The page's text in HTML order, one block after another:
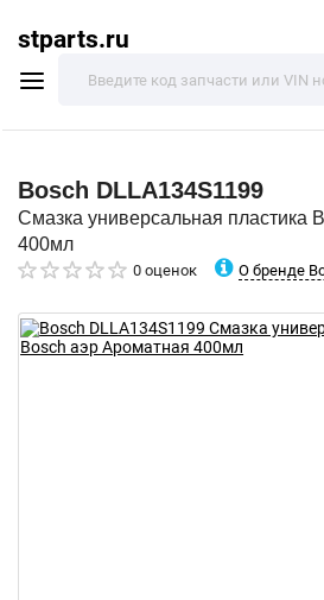
stparts.ru
Bosch DLLA134S1199
Смазка универсальная пластика
400мл
0 оценок О бренде